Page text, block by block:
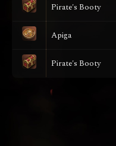
Pirate's Booty
Apiga
Pirate's Booty